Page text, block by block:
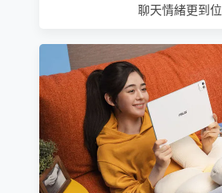
聊天情緒更到位